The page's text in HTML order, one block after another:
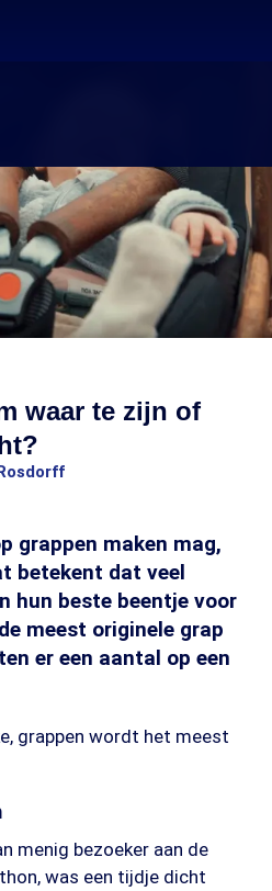
waar te zijn of
grappen maken mag,
betekent dat veel
hun beste beentje voor
meest originele grap
er een aantal op een
grappen wordt het meest
menig bezoeker aan de
was een tijdje dicht